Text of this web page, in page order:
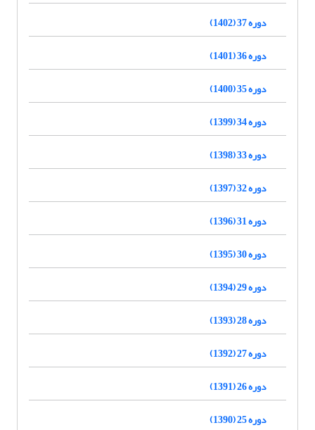
دوره 37 (1402)
دوره 36 (1401)
دوره 35 (1400)
دوره 34 (1399)
دوره 33 (1398)
دوره 32 (1397)
دوره 31 (1396)
دوره 30 (1395)
دوره 29 (1394)
دوره 28 (1393)
دوره 27 (1392)
دوره 26 (1391)
دوره 25 (1390)